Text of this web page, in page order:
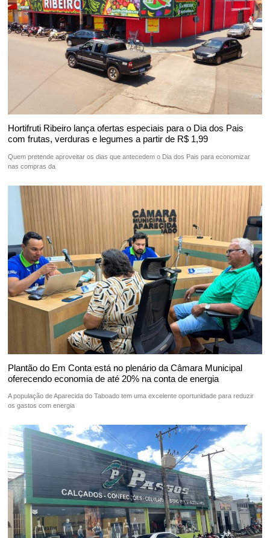
Hortifruti Ribeiro lança ofertas especiais para o Dia dos Pais
com frutas, verduras e legumes a partir de R$ 1,99
Quem pretende aproveitar os dias que antecedem o Dia dos Pais para economizar
nas compras da
Plantão do Em Conta está no plenário da Câmara Municipal
oferecendo economia de até 20% na conta de energia
A população de Aparecida do Taboado tem uma excelente oportunidade para reduzir
os gastos com energia